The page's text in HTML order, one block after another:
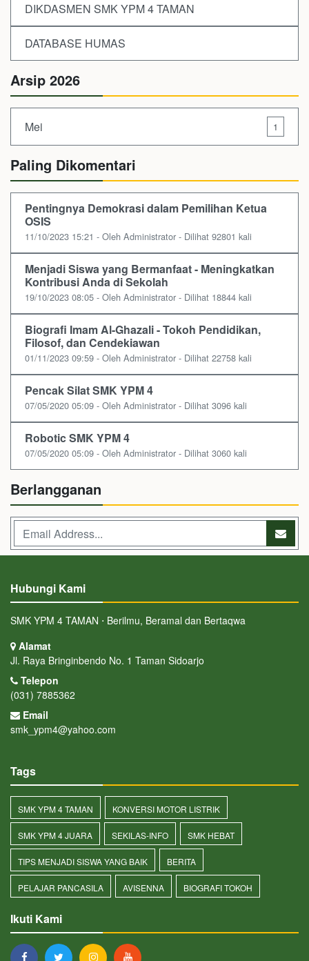
DIKDASMEN SMK YPM 4 TAMAN
DATABASE HUMAS
Arsip 2026
Mei 1
Paling Dikomentari
Pentingnya Demokrasi dalam Pemilihan Ketua
OSIS
11/10/2023 15:21 - Oleh Administrator - Dilihat 92801 kali
Menjadi Siswa yang Bermanfaat - Meningkatkan
Kontribusi Anda di Sekolah
19/10/2023 08:05 - Oleh Administrator - Dilihat 18844 kali
Biografi Imam Al-Ghazali - Tokoh Pendidikan,
Filosof, dan Cendekiawan
01/11/2023 09:59 - Oleh Administrator - Dilihat 22758 kali
Pencak Silat SMK YPM 4
07/05/2020 05:09 - Oleh Administrator - Dilihat 3096 kali
Robotic SMK YPM 4
07/05/2020 05:09 - Oleh Administrator - Dilihat 3060 kali
Berlangganan
Hubungi Kami
SMK YPM 4 TAMAN ⋅ Berilmu, Beramal dan Bertaqwa
Alamat
Jl. Raya Bringinbendo No. 1 Taman Sidoarjo
Telepon
(031) 7885362
Email
smk_ypm4@yahoo.com
Tags
SMK YPM 4 TAMAN KONVERSI MOTOR LISTRIK
SMK YPM 4 JUARA SEKILAS-INFO SMK HEBAT
TIPS MENJADI SISWA YANG BAIK BERITA
PELAJAR PANCASILA AVISENNA BIOGRAFI TOKOH
Ikuti Kami